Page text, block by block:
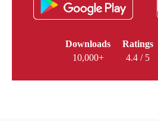
Downloads
10,000+
Ratings
4.4 / 5